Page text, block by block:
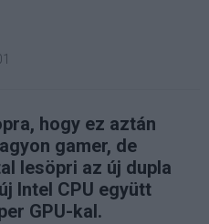
hogy ez aztán
gamer, de
lesöpri az új dupla
Intel CPU együtt
GPU-kal.